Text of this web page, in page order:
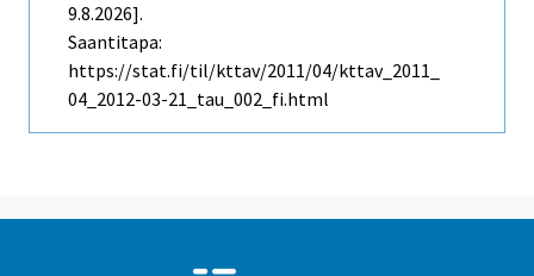
9.8.2026].
Saantitapa:
https://stat.fi/til/kttav/2011/04/kttav_2011_
04_2012-03-21_tau_002_fi.html